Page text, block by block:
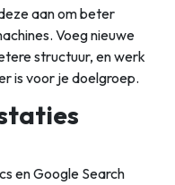
aan om beter
Voeg nieuwe
structuur, en werk
is voor je doelgroep.
en Google Search